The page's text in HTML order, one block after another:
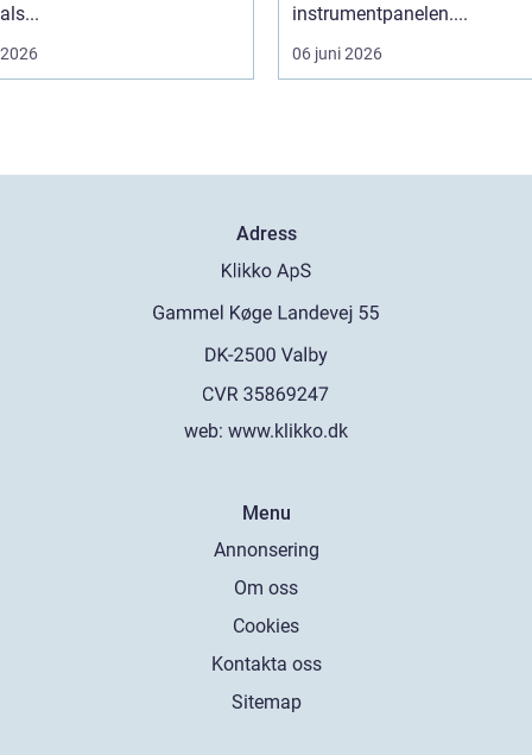
instrumentpanelen....
06 juni 2026
Adress
web: www.klikko.dk
Menu
Annonsering
Om oss
Cookies
Kontakta oss
Sitemap